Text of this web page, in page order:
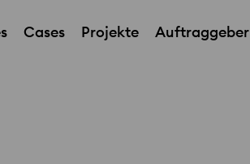
Cases Projekte Auftraggeber